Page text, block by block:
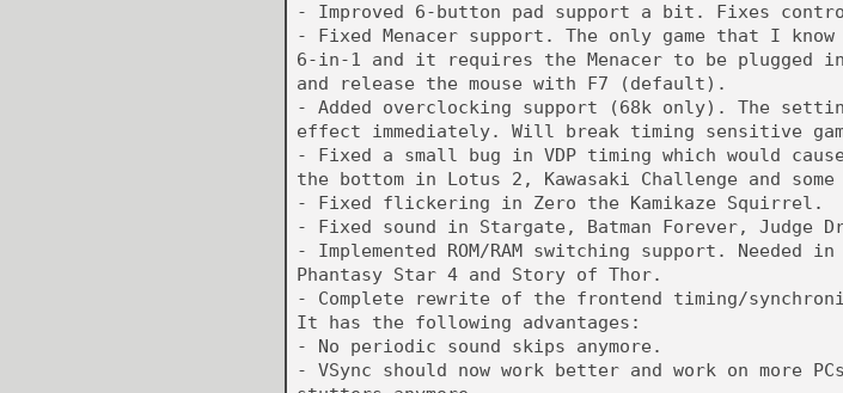
- Improved 6-button pad support a bit. Fixes
- Fixed Menacer support. The only game that I
6-in-1 and it requires the Menacer to be plugged
and release the mouse with F7 (default).
- Added overclocking support (68k only). The
effect immediately. Will break timing sensitive
- Fixed a small bug in VDP timing which would
the bottom in Lotus 2, Kawasaki Challenge and
- Fixed flickering in Zero the Kamikaze Squirrel.
- Fixed sound in Stargate, Batman Forever, Judge
- Implemented ROM/RAM switching support. Needed
Phantasy Star 4 and Story of Thor.
- Complete rewrite of the frontend timing/
It has the following advantages:
- No periodic sound skips anymore.
- VSync should now work better and work on more